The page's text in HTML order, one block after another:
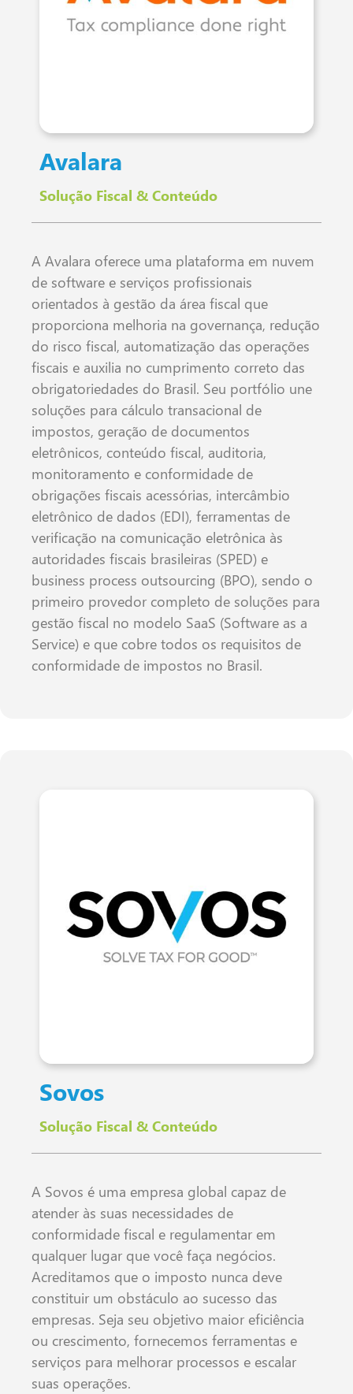
Avalara
Solução Fiscal & Conteúdo
A Avalara oferece uma plataforma em nuvem
de software e serviços profissionais
orientados à gestão da área fiscal que
proporciona melhoria na governança, redução
do risco fiscal, automatização das operações
fiscais e auxilia no cumprimento correto das
obrigatoriedades do Brasil. Seu portfólio une
soluções para cálculo transacional de
impostos, geração de documentos
eletrônicos, conteúdo fiscal, auditoria,
monitoramento e conformidade de
obrigações fiscais acessórias, intercâmbio
eletrônico de dados (EDI), ferramentas de
verificação na comunicação eletrônica às
autoridades fiscais brasileiras (SPED) e
business process outsourcing (BPO), sendo o
primeiro provedor completo de soluções para
gestão fiscal no modelo SaaS (Software as a
Service) e que cobre todos os requisitos de
conformidade de impostos no Brasil.
Sovos
Solução Fiscal & Conteúdo
A Sovos é uma empresa global capaz de
atender às suas necessidades de
conformidade fiscal e regulamentar em
qualquer lugar que você faça negócios.
Acreditamos que o imposto nunca deve
constituir um obstáculo ao sucesso das
empresas. Seja seu objetivo maior eficiência
ou crescimento, fornecemos ferramentas e
serviços para melhorar processos e escalar
suas operações.